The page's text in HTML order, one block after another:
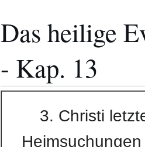
Das heilige
- Kap. 13
3. Christi